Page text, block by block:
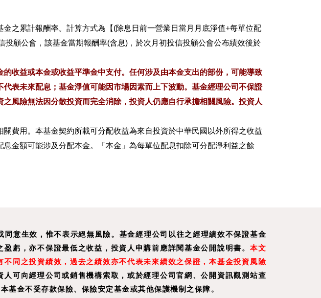
之累計報酬率。計算方式為【(除息日前一營業日當月月底淨值+每單位配
顧公會，該基金當期報酬率(含息)，於次月初投信投顧公會公布績效後於
收益或本金或收益平準金中支付。任何涉及由本金支出的部份，可能導致
表未來配息；基金淨值可能因市場因素而上下波動。基金經理公司不保證
風險無法因分散投資而完全消除，投資人仍應自行承擔相關風險。投資人
費用。本基金契約所載可分配收益為來自投資於中華民國以外所得之收益
金額可能涉及分配本金。「本金」為每單位配息扣除可分配淨利益之餘
意生效，惟不表示絕無風險。基金經理公司以往之經理績效不保證基金
虧，亦不保證最低之收益，投資人申購前應詳閱基金公開說明書。 本文
同之投資績效，過去之績效亦不代表未來績效之保證，本基金投資風險
可向經理公司或銷售機構索取，或於經理公司官網、公開資訊觀測站查
基金不受存款保險、保險安定基金或其他保護機制之保障。